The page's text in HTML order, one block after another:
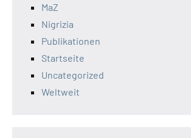
MaZ
Nigrizia
Publikationen
Startseite
Uncategorized
Weltweit